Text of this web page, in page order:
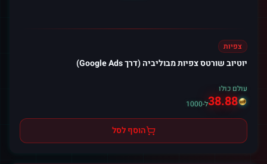
צפיות
יוטיוב שורטס צפיות מבוליביה (דרך Google Ads)
עולם כולו
38.88ל-1000
הוסף לסל